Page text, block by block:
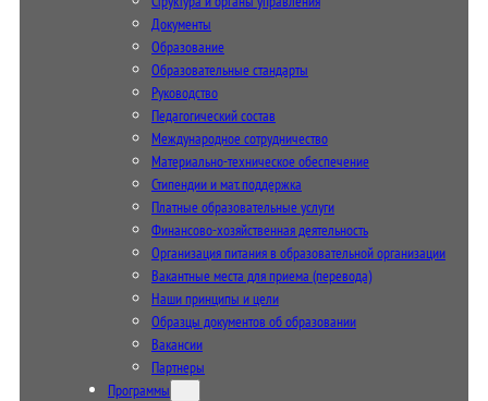
Документы
Образование
Образовательные стандарты
Руководство
Педагогический состав
Международное сотрудничество
Материально-техническое обеспечение
Стипендии и мат. поддержка
Платные образовательные услуги
Финансово-хозяйственная деятельность
Организация питания в образовательной организации
Вакантные места для приема (перевода)
Наши принципы и цели
Образцы документов об образовании
Вакансии
Партнеры
Программы